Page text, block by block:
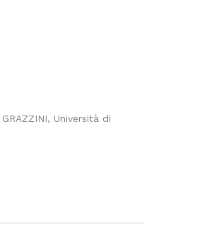
Università di